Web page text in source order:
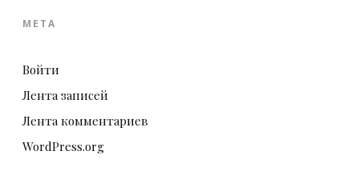
МЕТА
Войти
Лента записей
Лента комментариев
WordPress.org